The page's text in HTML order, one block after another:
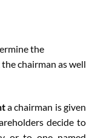
the
chairman as well
a chairman is given
decide to